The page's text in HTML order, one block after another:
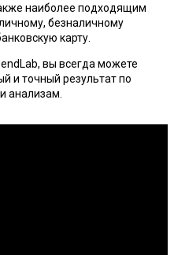
наиболее подходящим
безналичному
карту.
вы всегда можете
и точный результат по
анализам.